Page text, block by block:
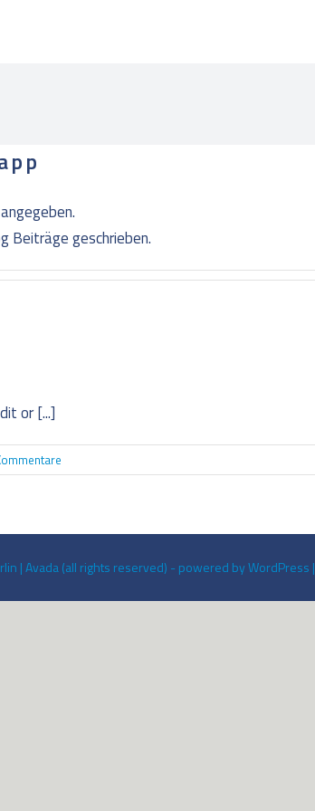
Beiträge geschrieben.
or [...]
| Avada (all rights reserved) - powered by WordPress |